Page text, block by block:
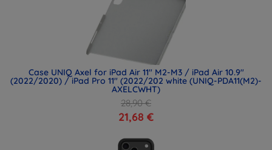
Case UNIQ Axel for iPad Air 11" M2-M3 / iPad Air 10.9"
(2022/2020) / iPad Pro 11" (2022/202 white (UNIQ-PDA11(M2)-
AXELCWHT)
28,90 €
21,68 €